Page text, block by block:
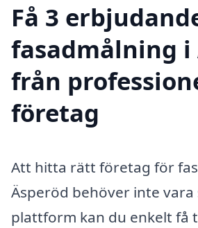
Få 3
fasadmålning i
från
företag
Att hitta rätt företag för
Äsperöd behöver inte
plattform kan du enkelt få